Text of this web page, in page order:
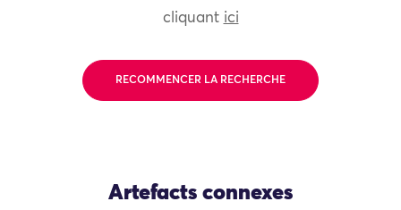
cliquant ici
RECOMMENCER LA RECHERCHE
Artefacts connexes